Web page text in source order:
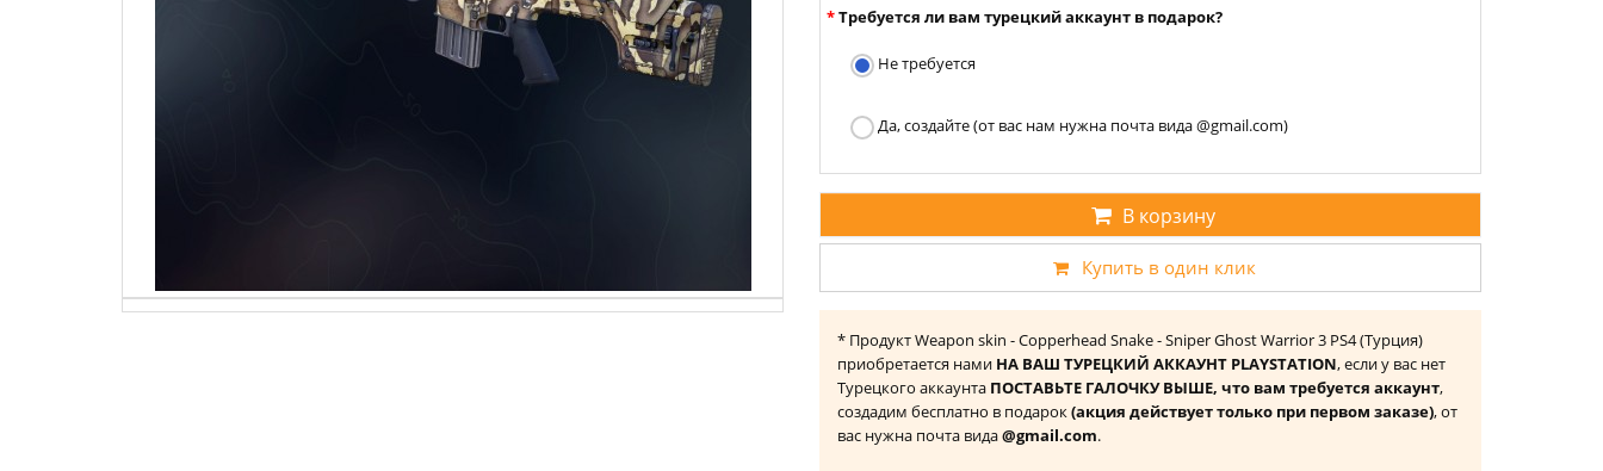
Требуется ли вам турецкий аккаунт в подарок?
Не требуется
Да, создайте (от вас нам нужна почта вида @gmail.com)
В корзину
Купить в один клик
* Продукт Weapon skin - Copperhead Snake - Sniper Ghost Warrior 3 PS4 (Турция)
приобретается нами НА ВАШ ТУРЕЦКИЙ АККАУНТ PLAYSTATION, если у вас нет
Турецкого аккаунта ПОСТАВЬТЕ ГАЛОЧКУ ВЫШЕ, что вам требуется аккаунт,
создадим бесплатно в подарок(акция действует только при первом заказе), от
вас нужна почта вида@gmail.com.